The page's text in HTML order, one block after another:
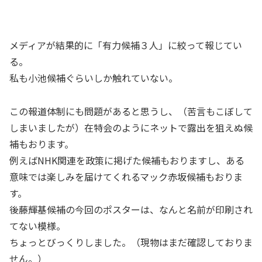
メディアが結果的に「有力候補３人」に絞って報じてい
る。
私も小池候補ぐらいしか触れていない。
この報道体制にも問題があると思うし、（苦言もこぼして
しまいましたが）在特会のようにネットで露出を狙えぬ候
補もおります。
例えばNHK関連を政策に掲げた候補もおりますし、ある
意味では楽しみを届けてくれるマック赤坂候補もおりま
す。
後藤輝基候補の今回のポスターは、なんと名前が印刷され
てない模様。
ちょっとびっくりしました。（現物はまだ確認しておりま
せん。）